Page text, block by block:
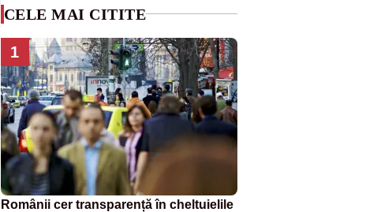
CELE MAI CITITE
1
Românii cer transparență în cheltuielile